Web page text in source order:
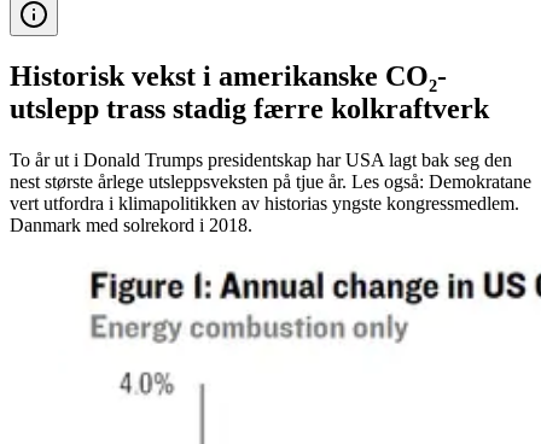
Historisk vekst i amerikanske CO₂-
utslepp trass stadig færre kolkraftverk
To år ut i Donald Trumps presidentskap har USA lagt bak seg den
nest største årlege utsleppsveksten på tjue år. Les også: Demokratane
vert utfordra i klimapolitikken av historias yngste kongressmedlem.
Danmark med solrekord i 2018.